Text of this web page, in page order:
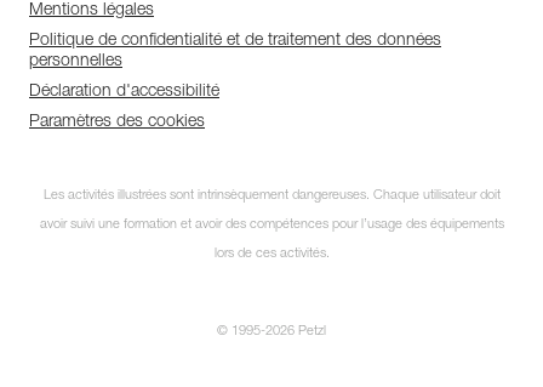
Mentions légales
Politique de confidentialité et de traitement des données
personnelles
Déclaration d'accessibilité
Paramètres des cookies
Les activités illustrées sont intrinsèquement dangereuses. Chaque utilisateur doit
avoir suivi une formation et avoir des compétences pour l’usage des équipements
lors de ces activités.
© 1995-2026 Petzl